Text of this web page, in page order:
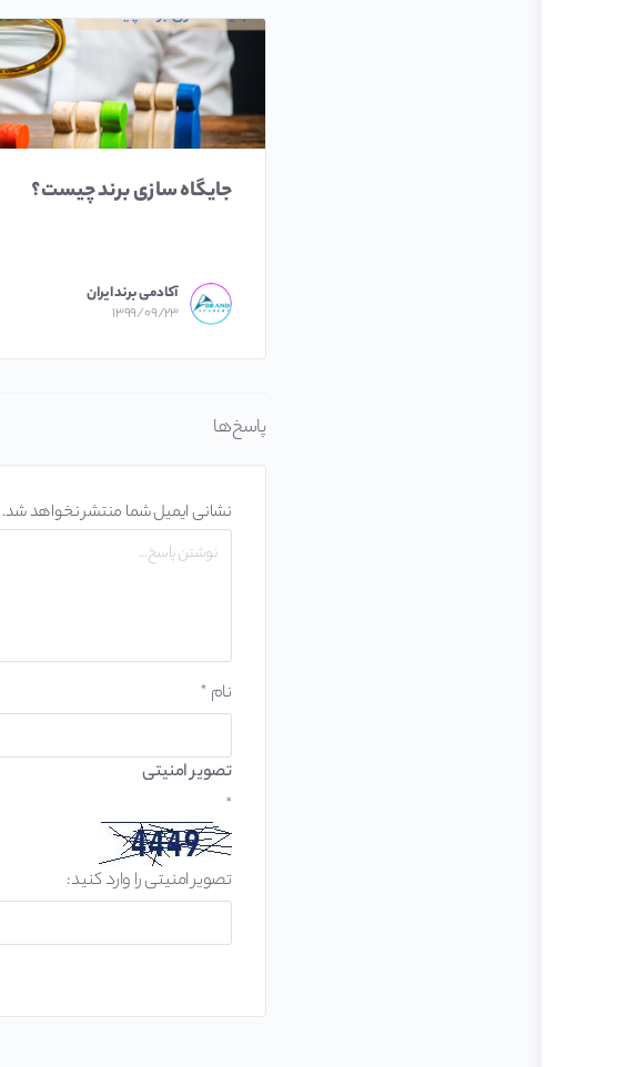
جایگاه سازی برند چیست؟
آکادمی برند ایران
۱۳۹۹/۰۹/۲۳
پاسخ‌ها
نشانی ایمیل شما منتشر نخواهد شد.
نام *
تصویر امنیتی
*
تصویر امنیتی را وارد کنید: